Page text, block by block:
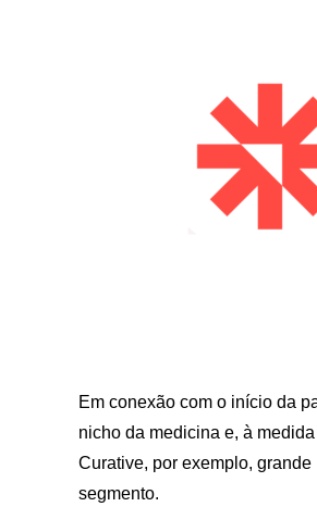
Em conexão com o início da
nicho da medicina e, à
Curative, por exemplo,
segmento.